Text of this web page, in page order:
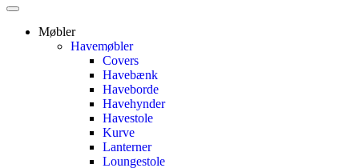
Møbler
Havemøbler
Covers
Havebænk
Haveborde
Havehynder
Havestole
Kurve
Lanterner
Loungestole